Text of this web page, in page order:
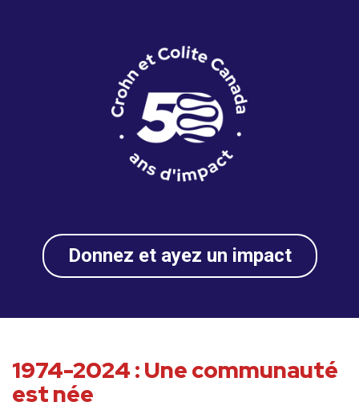
Donnez et ayez un impact
1974-2024 : Une communauté
est née